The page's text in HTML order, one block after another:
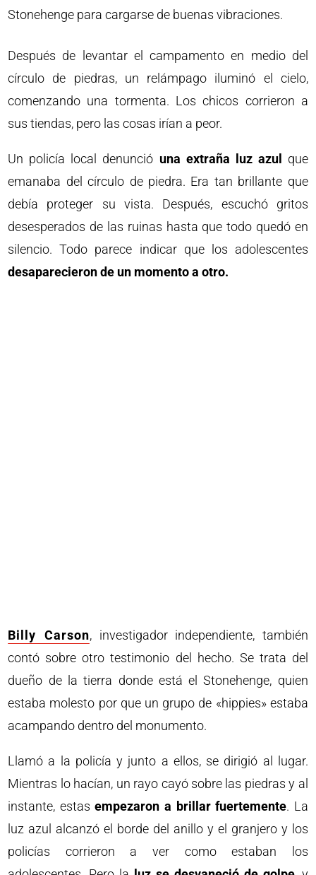
Stonehenge para cargarse de buenas vibraciones.
Después de levantar el campamento en medio del
círculo de piedras, un relámpago iluminó el cielo,
comenzando una tormenta. Los chicos corrieron a
sus tiendas, pero las cosas irían a peor.
Un policía local denunció una extraña luz azul
que
emanaba del círculo de piedra. Era tan brillante que
debía proteger su vista. Después, escuchó gritos
desesperados de las ruinas hasta que todo quedó en
silencio. Todo parece indicar que los adolescentes
desaparecieron de un momento a otro.
Billy Carson, investigador independiente, también
contó sobre otro testimonio del hecho. Se trata del
dueño de la tierra donde está el Stonehenge, quien
estaba molesto por que un grupo de «hippies» estaba
acampando dentro del monumento.
Llamó a la policía y junto a ellos, se dirigió al lugar.
Mientras lo hacían, un rayo cayó sobre las piedras y al
instante, estasempezaron a brillar fuertemente. La
luz azul alcanzó el borde del anillo y el granjero y los
policías corrieron a ver como estaban los